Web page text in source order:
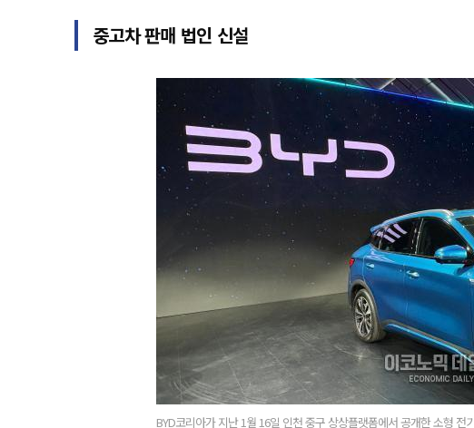
중고차 판매 법인 신설
BYD코리아가 지난 1월 16일 인천 중구 상상플랫폼에서 공개한 소형